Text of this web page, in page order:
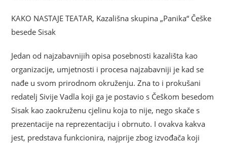
KAKO NASTAJE TEATAR, Kazališna skupina „Panika“ Češke
besede Sisak
Jedan od najzabavnijih opisa posebnosti kazališta kao
organizacije, umjetnosti i procesa najzabavniji je kad se
nađe u svom prirodnom okruženju. Zna to i prokušani
redatelj Sivije Vadla koji ga je postavio s Češkom besedom
Sisak kao zaokruženu cjelinu koja to nije, nego skače s
prezentacije na reprezentaciju i obrnuto. I ovakva kakva
jest, predstava funkcionira, najprije zbog izvođača koji